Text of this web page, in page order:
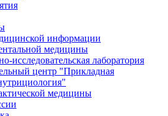
информации
медицины
исследовательская лаборатория
центр "Прикладная
медицины